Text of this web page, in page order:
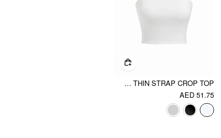
COTTON-BLEND SQUARE NECK THIN STRAP CROP TOP
AED 51.75